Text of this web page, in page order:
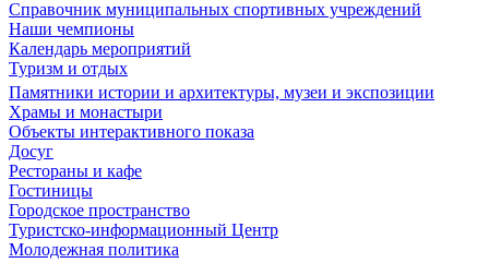
Справочник муниципальных спортивных учреждений
Наши чемпионы
Календарь мероприятий
Туризм и отдых
Памятники истории и архитектуры, музеи и экспозиции
Храмы и монастыри
Объекты интерактивного показа
Досуг
Рестораны и кафе
Гостиницы
Городское пространство
Туристско-информационный Центр
Молодежная политика